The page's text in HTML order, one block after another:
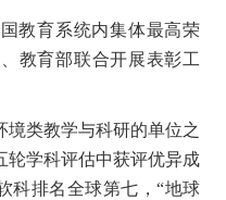
教育系统内集体最高荣
教育部联合开展表彰工
境类教学与科研的单位之
轮学科评估中获评优异成
科排名全球第七，“地球